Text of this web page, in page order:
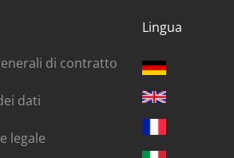
di contratto
dati
legale
Lingua